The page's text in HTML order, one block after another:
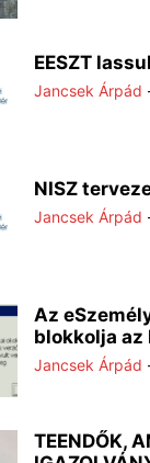
EESZT
Jancsek Árpád
NISZ
Jancsek Árpád
Az
blokkolja az
Jancsek Árpád
TEENDŐK,